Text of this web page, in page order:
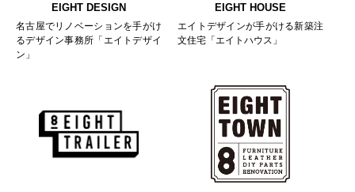
EIGHT DESIGN
名古屋でリノベーションを手がけ
るデザイン事務所「エイトデザイ
ン」
EIGHT HOUSE
エイトデザインが手がける新築注
文住宅「エイトハウス」